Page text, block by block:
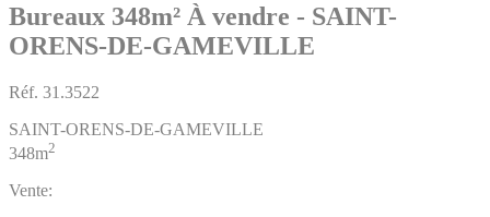
Bureaux 348m² À vendre - SAINT-
ORENS-DE-GAMEVILLE
Réf. 31.3522
SAINT-ORENS-DE-GAMEVILLE
348m2
Vente: